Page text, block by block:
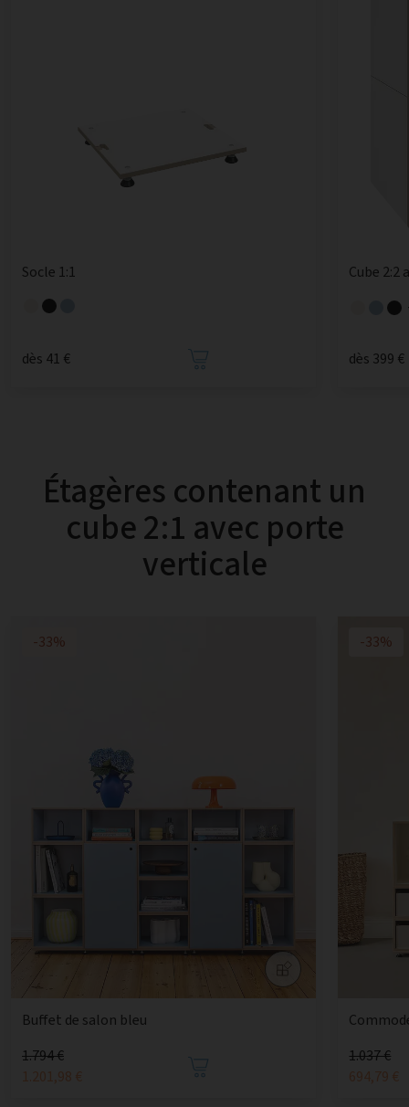
Socle 1:1
dès 41 €
Cube 2:2
dès 399 €
Étagères contenant un
cube 2:1 avec porte
verticale
-33%
Buffet de salon bleu
1.794 €
1.201,98 €
-33%
1.037 €
694,79 €